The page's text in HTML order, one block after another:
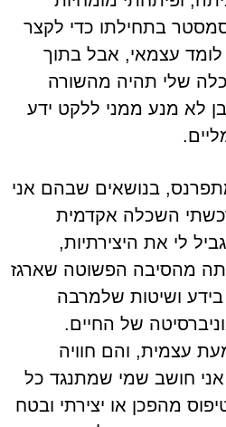
בתחילתו כדי לקצר
לומד עצמאי, אבל בתוך
שלי תהיה מהשורה
לא מנע ממני ללקט ידע
בנושאים שבהם אני
השכלה אקדמית
לי את היצירתיות,
מהסיבה הפשוטה שארגז
ושיטות שלמרבה
של החיים.
עצמית, והם חוויה
חושב שמי שמתנגד כל
מהפכן או יצירתי ובטח